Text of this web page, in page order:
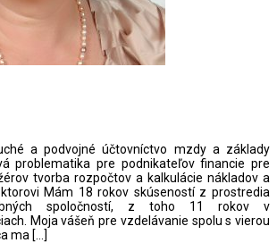
a podvojné účtovníctvo mzdy a základy
problematika pre podnikateľov financie pre
tvorba rozpočtov a kalkulácie nákladov a
Mám 18 rokov skúseností z prostredia
spoločností, z toho 11 rokov v
Moja vášeň pre vzdelávanie spolu s vierou
ma […]